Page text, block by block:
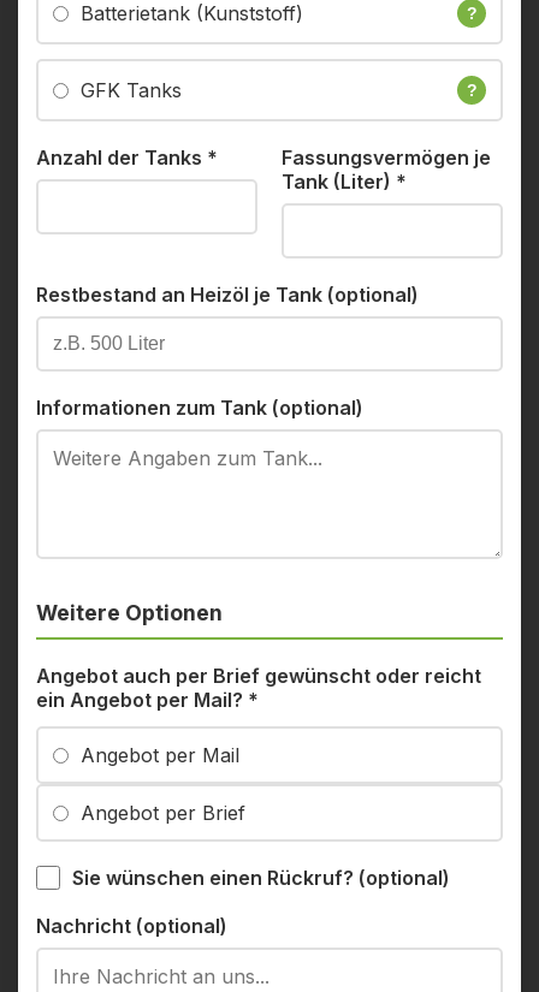
Batterietank (Kunststoff) ?
GFK Tanks ?
Anzahl der Tanks *
Fassungsvermögen je
Tank (Liter) *
Restbestand an Heizöl je Tank (optional)
Informationen zum Tank (optional)
Weitere Optionen
Angebot auch per Brief gewünscht oder reicht
ein Angebot per Mail? *
Angebot per Mail
Angebot per Brief
Sie wünschen einen Rückruf? (optional)
Nachricht (optional)